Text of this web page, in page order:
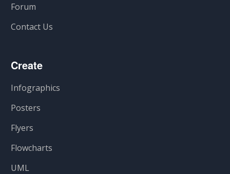
Forum
Contact Us
Create
Infographics
Posters
Flyers
Flowcharts
UML